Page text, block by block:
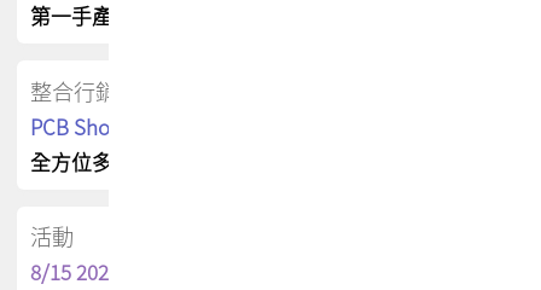
第一手產業資訊
整合行銷
PCB Shop 採購指南
全方位多元曝光方案
活動
8/15 2026 TPCA健康盃保齡球聯誼賽